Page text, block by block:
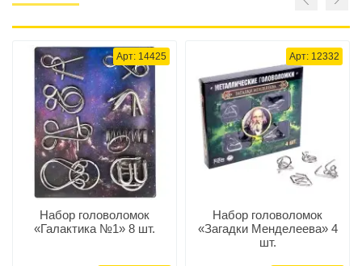
Арт: 14425
Набор головоломок
«Галактика №1» 8 шт.
Арт: 12332
Набор головоломок
«Загадки Менделеева» 4
шт.